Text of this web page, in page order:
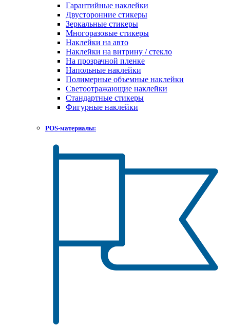
Гарантийные наклейки
Двусторонние стикеры
Зеркальные стикеры
Многоразовые стикеры
Наклейки на авто
Наклейки на витрину / стекло
На прозрачной пленке
Напольные наклейки
Полимерные объемные наклейки
Светоотражающие наклейки
Стандартные стикеры
Фигурные наклейки
POS-материалы: